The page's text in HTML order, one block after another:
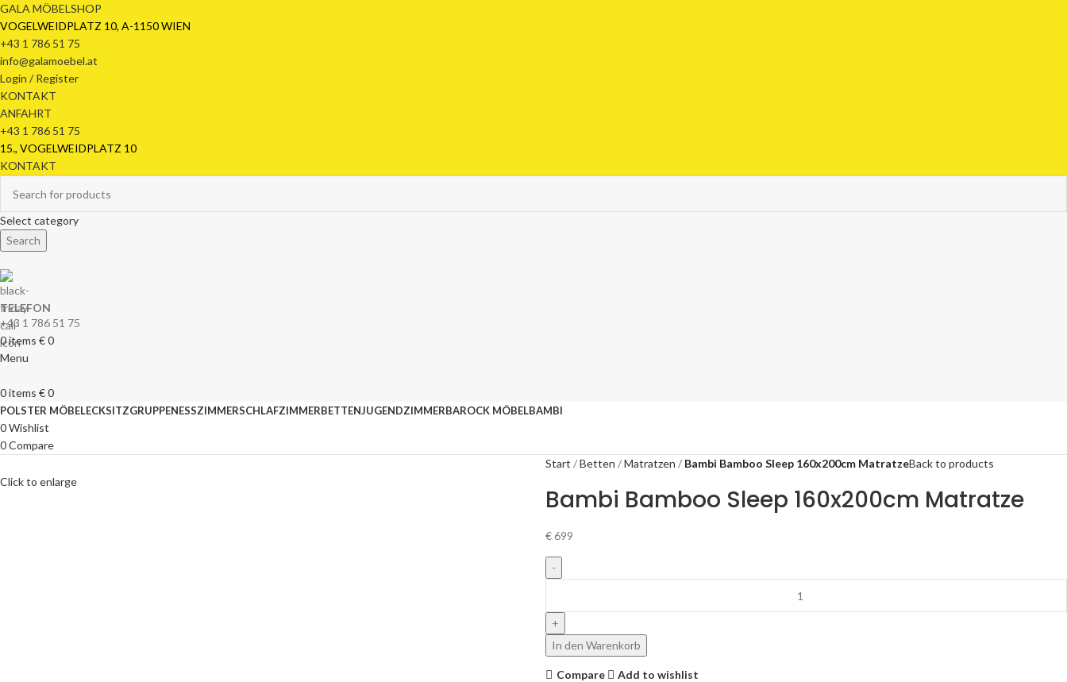
GALA MÖBELSHOP
VOGELWEIDPLATZ 10, A-1150 WIEN
+43 1 786 51 75
info@galamoebel.at
Login / Register
KONTAKT
ANFAHRT
+43 1 786 51 75
15., VOGELWEIDPLATZ 10
KONTAKT
Select category
Search
TELEFON
+43 1 786 51 75
0items €0
Menu
0items €0
POLSTER MÖBELECKSITZGRUPPENESSZIMMERSCHLAFZIMMERBETTENJUGENDZIMMERBAROCK MÖBELBAMBI
0Wishlist
0Compare
Click to enlarge
Start Betten Matratzen Bambi Bamboo Sleep 160x200cm MatratzeBack to products
Bambi Bamboo Sleep 160x200cm Matratze
€699
In den Warenkorb
Compare
Add to wishlist